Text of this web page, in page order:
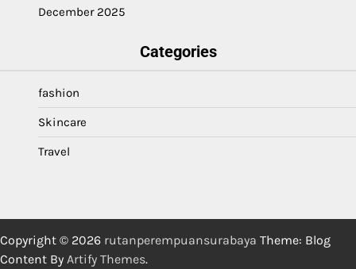
December 2025
Categories
fashion
Skincare
Travel
Copyright © 2026 rutanperempuansurabaya Theme: Blog
Content By Artify Themes.